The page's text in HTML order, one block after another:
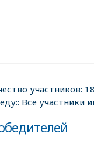
участников:
Все участники